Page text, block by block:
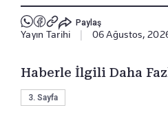
Paylaş
Yayın Tarihi 06 Ağustos,
Haberle İlgili Daha
3. Sayfa